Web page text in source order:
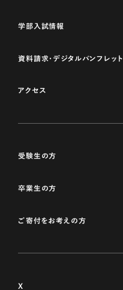
学部入試情報
資料請求・デジタルパンフレット
アクセス
受験生の方
卒業生の方
ご寄付をお考えの方
X